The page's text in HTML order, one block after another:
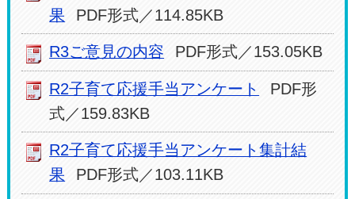
果
PDF形式／114.85KB
R3ご意見の内容 PDF形式／153.05KB
R2子育て応援手当アンケート
PDF形
式／159.83KB
R2子育て応援手当アンケート集計結
果
PDF形式／103.11KB